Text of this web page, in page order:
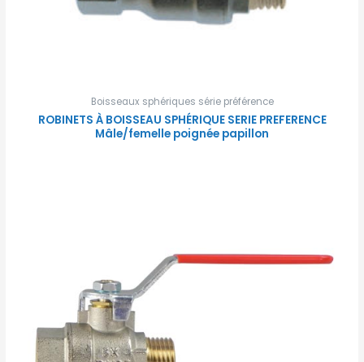
Boisseaux sphériques série préférence
ROBINETS À BOISSEAU SPHÉRIQUE SERIE PREFERENCE
Mâle/femelle poignée papillon